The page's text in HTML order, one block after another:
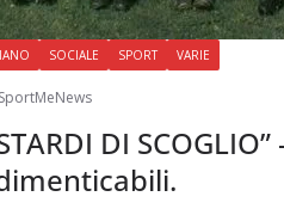
SOCIALE SPORT VARIE
DI